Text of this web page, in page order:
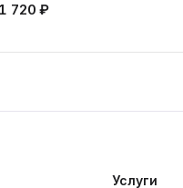
1 720 ₽
Услуги